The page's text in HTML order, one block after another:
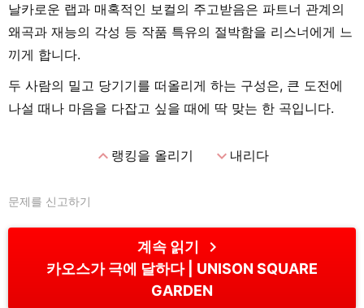
날카로운 랩과 매혹적인 보컬의 주고받음은 파트너 관계의
왜곡과 재능의 각성 등 작품 특유의 절박함을 리스너에게 느
끼게 합니다.
두 사람의 밀고 당기기를 떠올리게 하는 구성은, 큰 도전에
나설 때나 마음을 다잡고 싶을 때에 딱 맞는 한 곡입니다.
expand_less랭킹을 올리기 expand_more내리다
문제를 신고하기
계속 읽기 chevron_right
카오스가 극에 달하다
UNISON SQUARE
GARDEN